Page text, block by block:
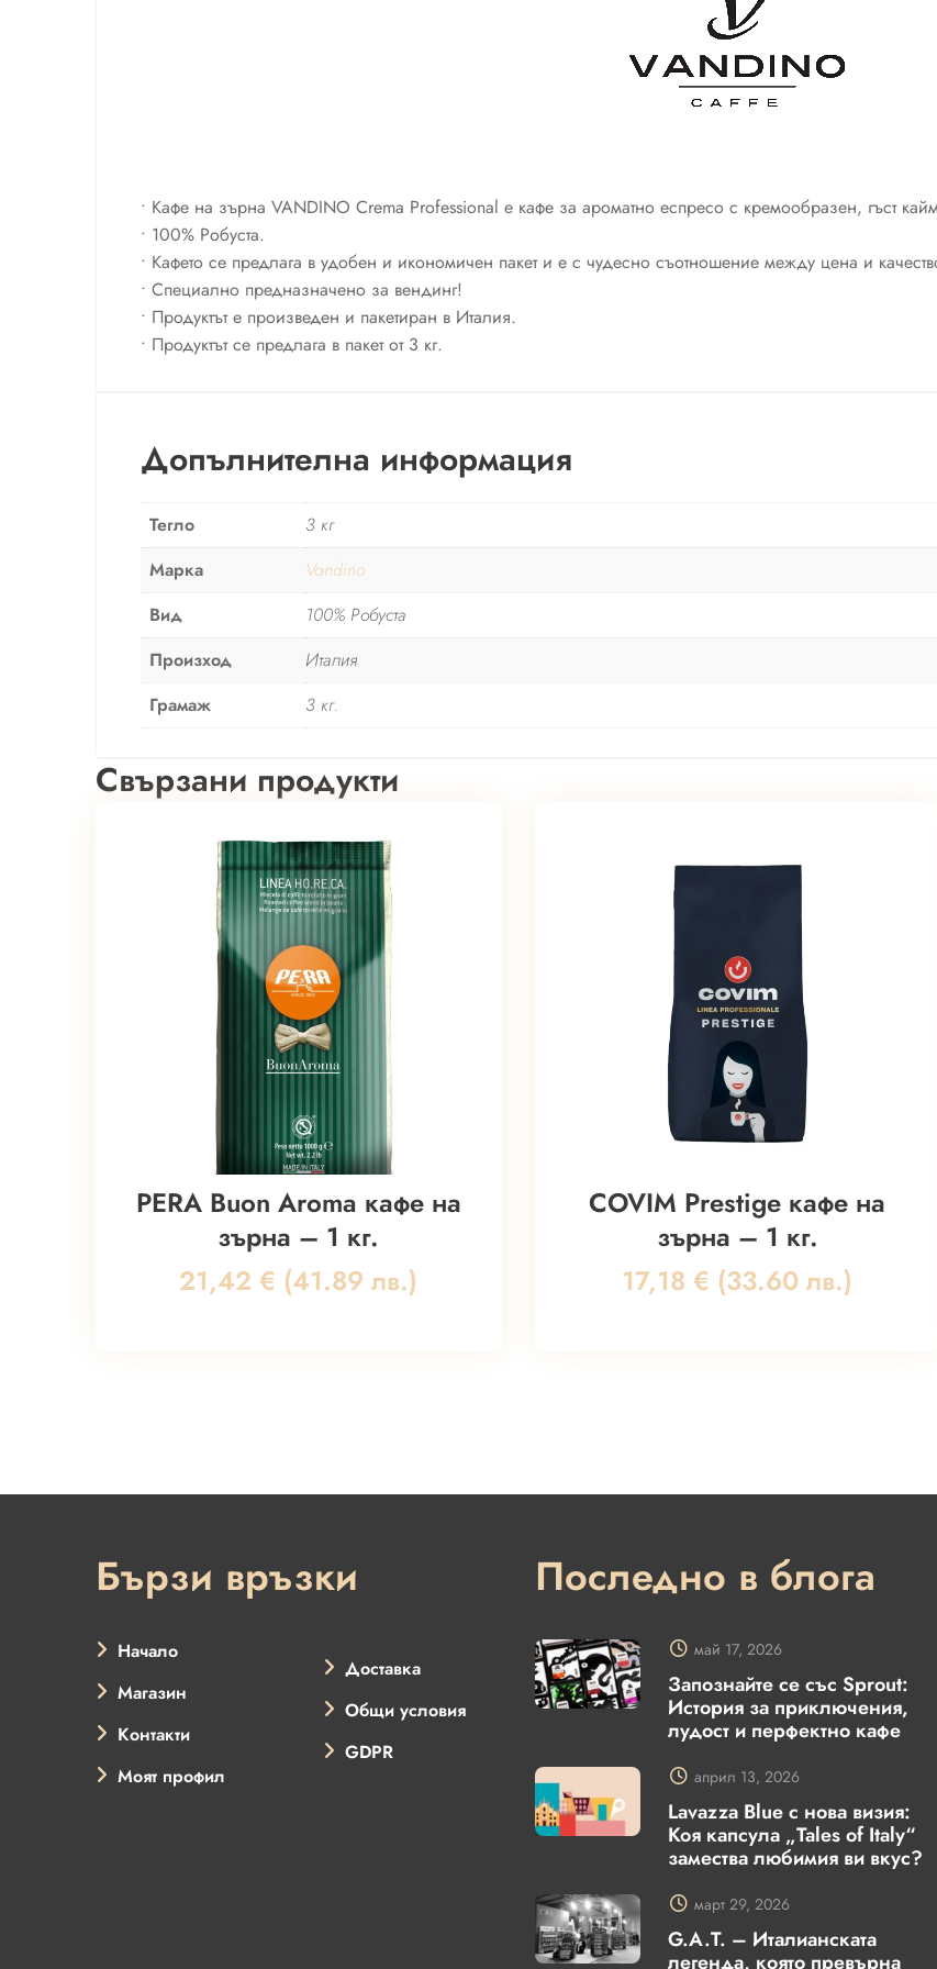
• Кафе на зърна VANDINO Crema Professional е кафе за ароматно еспресо с кремообразен, гъст
• 100% Робуста.
• Кафето се предлага в удобен и икономичен пакет и е с чудесно съотношение между цена и
• Специално предназначено за вендинг!
• Продуктът е произведен и пакетиран в Италия.
• Продуктът се предлага в пакет от 3 кг.
Допълнителна информация
Тегло
3 кг
Марка
Vandino
Вид
100% Робуста
Произход
Италия
Грамаж
3 кг.
Свързани продукти
PERA Buon Aroma кафе на
зърна – 1 кг.
21,42 € (41.89 лв.)
COVIM Prestige кафе на
зърна – 1 кг.
17,18 € (33.60 лв.)
Бързи връзки
Начало
Магазин
Контакти
Моят профил
Доставка
Общи условия
GDPR
Последно в блога
май 17, 2026
Запознайте се със Sprout:
История за приключения,
лудост и перфектно кафе
април 13, 2026
Lavazza Blue с нова визия:
Коя капсула „Tales of Italy“
замества любимия ви вкус?
март 29, 2026
G.A.T. – Италианската
легенда, която превърна